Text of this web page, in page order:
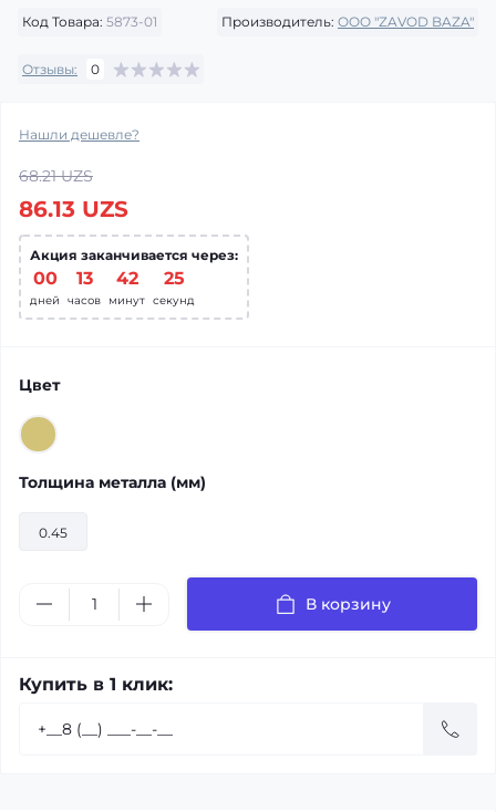
Код Товара: 5873-01 Производитель: OOO "ZAVOD BAZA"
Отзывы: 0
Нашли дешевле?
68.21 UZS
86.13 UZS
Акция заканчивается через:
00
дней
13
часов
42
минут
24
секунд
Цвет
Толщина металла (мм)
0.45
В корзину
Купить в 1 клик: